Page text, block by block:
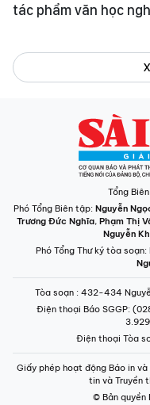
tác phẩm văn học
Tổng
Phó Tổng Biên tập: Nguyễn
Trương Đức Nghĩa, Phạm Thị
Nguyễn
Phó Tổng Thư ký tòa soạn:
Tòa soạn : 432-434
Điện thoại Báo SGGP:
Điện thoại Tòa
Giấy phép hoạt động Báo in
tin và Truyền
© Bản quyền